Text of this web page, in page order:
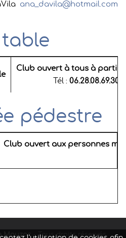
ana_davila@hotmail.com
table
Club ouvert à tous à partir
Tél : 06.28.08.69.30
pédestre
Club ouvert aux personnes
Mauzac - Tous droits réservés